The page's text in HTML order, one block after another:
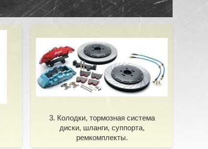
3. Колодки, тормозная система
диски, шланги, суппорта,
ремкомплекты.